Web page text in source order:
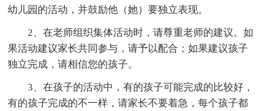
幼儿园的活动，并鼓励他（她）要独立表现。
2、在老师组织集体活动时，请尊重老师的建议。如
果活动建议家长共同参与，请予以配合；如果建议孩子
独立完成，请相信您的孩子。
3、在孩子的活动中，有的孩子可能完成的比较好，
有的孩子完成的不一样，请家长不要着急，每个孩子都